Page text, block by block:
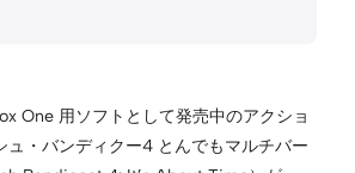
One 用ソフトとして発売中のアクショ
ュ・バンディクー4 とんでもマルチバー